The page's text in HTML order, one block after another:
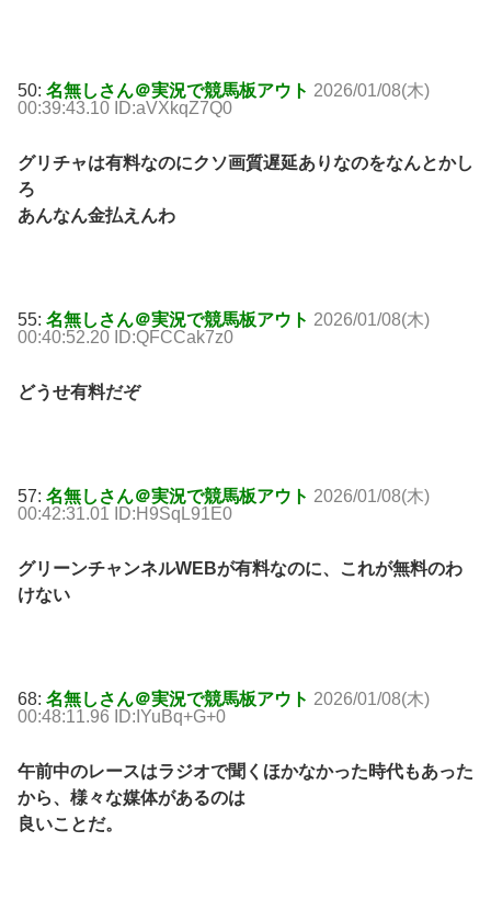
50: 名無しさん＠実況で競馬板アウト 2026/01/08(木)
00:39:43.10 ID:aVXkqZ7Q0
グリチャは有料なのにクソ画質遅延ありなのをなんとかし
ろ
あんなん金払えんわ
55: 名無しさん＠実況で競馬板アウト 2026/01/08(木)
00:40:52.20 ID:QFCCak7z0
どうせ有料だぞ
57: 名無しさん＠実況で競馬板アウト 2026/01/08(木)
00:42:31.01 ID:H9SqL91E0
グリーンチャンネルWEBが有料なのに、これが無料のわ
けない
68: 名無しさん＠実況で競馬板アウト 2026/01/08(木)
00:48:11.96 ID:IYuBq+G+0
午前中のレースはラジオで聞くほかなかった時代もあった
から、様々な媒体があるのは
良いことだ。